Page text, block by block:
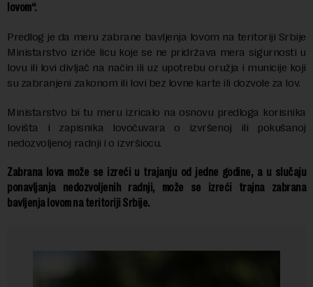
lovom“.
Predlog je da meru zabrane bavljenja lovom na teritoriji Srbije
Ministarstvo izriče licu koje se ne pridržava mera sigurnosti u
lovu ili lovi divljač na način ili uz upotrebu oružja i municije koji
su zabranjeni zakonom ili lovi bez lovne karte ili dozvole za lov.
Ministarstvo bi tu meru izricalo na osnovu predloga korisnika
lovišta i zapisnika lovočuvara o izvršenoj ili pokušanoj
nedozvoljenoj radnji i o izvršiocu.
Zabrana lova može se izreći u trajanju od jedne godine, a u slučaju
ponavljanja nedozvoljenih radnji, može se izreći trajna zabrana
bavljenja lovom na teritoriji Srbije.